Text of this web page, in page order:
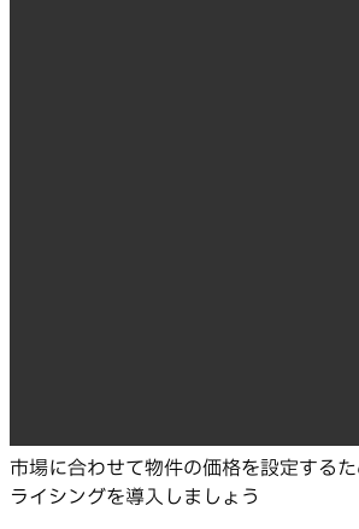
市場に合わせて物件の価格を設定する
ライシングを導入しましょう